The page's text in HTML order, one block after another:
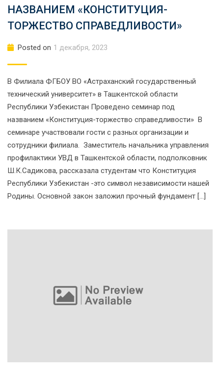
НАЗВАНИЕМ «КОНСТИТУЦИЯ-
ТОРЖЕСТВО СПРАВЕДЛИВОСТИ»
Posted on 1 декабря, 2023
В Филиала ФГБОУ ВО «Астраханский государственный
технический университет» в Ташкентской области
Республики Узбекистан Проведено семинар под
названием «Конституция-торжество справедливости» В
семинаре участвовали гости с разных организации и
сотрудники филиала. Заместитель начальника управления
профилактики УВД в Ташкентской области, подполковник
Ш.К.Садикова, рассказала студентам что Конституция
Республики Узбекистан -это символ независимости нашей
Родины. Основной закон заложил прочный фундамент […]